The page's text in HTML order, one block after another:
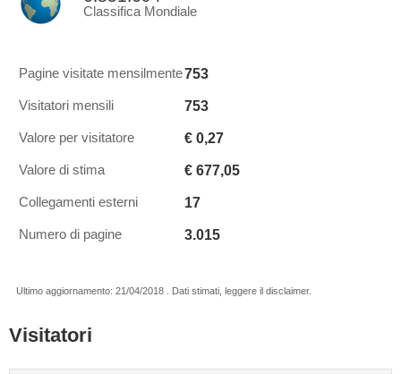
Classifica Mondiale
Pagine visitate mensilmente753
Visitatori mensili 753
Valore per visitatore € 0,27
Valore di stima € 677,05
Collegamenti esterni 17
Numero di pagine 3.015
Ultimo aggiornamento: 21/04/2018 . Dati stimati, leggere il disclaimer.
Visitatori